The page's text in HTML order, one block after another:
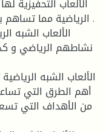
الرياضية مما تساهم
نشاطهم الرياضي و
أهم الطرق التي
من الأهداف التي